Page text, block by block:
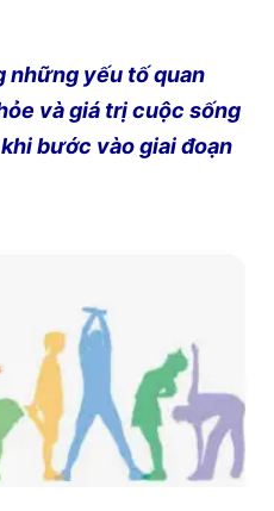
những yếu tố quan
và giá trị cuộc sống
bước vào giai đoạn